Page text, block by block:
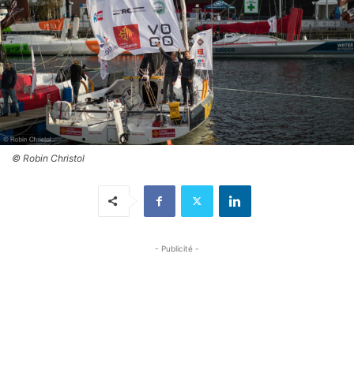
© Robin Christol
- Publicité -